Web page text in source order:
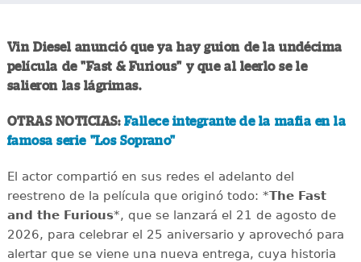
Vin Diesel anunció que ya hay guion de la undécima
película de "Fast & Furious" y que al leerlo se le
salieron las lágrimas.
OTRAS NOTICIAS: Fallece integrante de la mafia en la
famosa serie "Los Soprano"
El actor compartió en sus redes el adelanto del
reestreno de la película que originó todo: *The Fast
and the Furious*, que se lanzará el 21 de agosto de
2026, para celebrar el 25 aniversario y aprovechó para
alertar que se viene una nueva entrega, cuya historia